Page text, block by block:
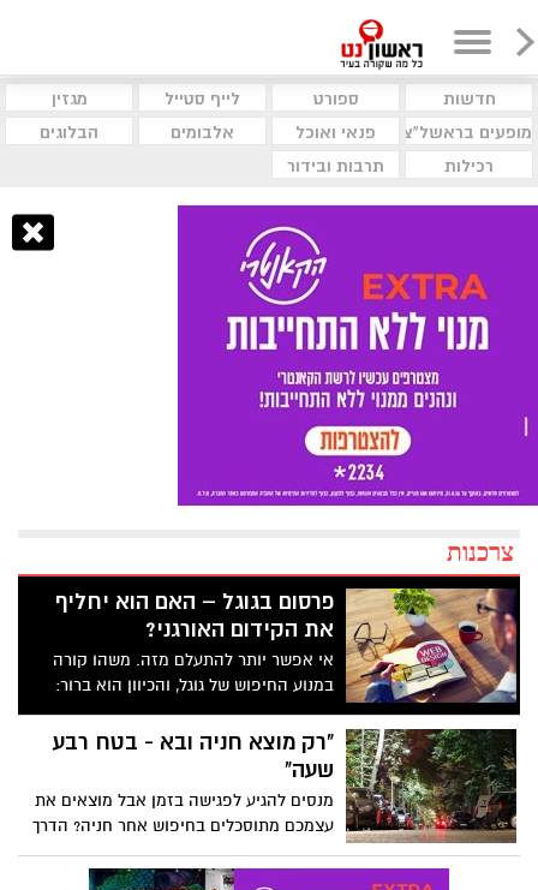
חדשות ספורט לייף סטייל
מגזין
מופעים בראשל"צ
פנאי ואוכל אלבומים
הבלוגים
רכילות
תרבות ובידור
צרכנות
פרסום בגוגל – האם הוא יחליף
את הקידום האורגני?
אי אפשר יותר להתעלם מזה. משהו קורה
במנוע החיפוש של גוגל, והכיוון הוא ברור:
מודעות הפרסום בגוגל תופסות יותר ויותר
מקום בתוצאות בחיפוש, על חשבון התוצאות
האורגניות. מה זה אומר מבחינתכם?
"רק מוצא חניה ובא - בטח רבע
שעה"
מנסים להגיע לפגישה בזמן אבל מוצאים את
עצמכם מתוסכלים בחיפוש אחר חניה? הדרך
הביתה מתעכבת בגלל שאין מקום פנוי לרכב?
הנה כמה פתרונות שיעזרו לכם להתמודד עם